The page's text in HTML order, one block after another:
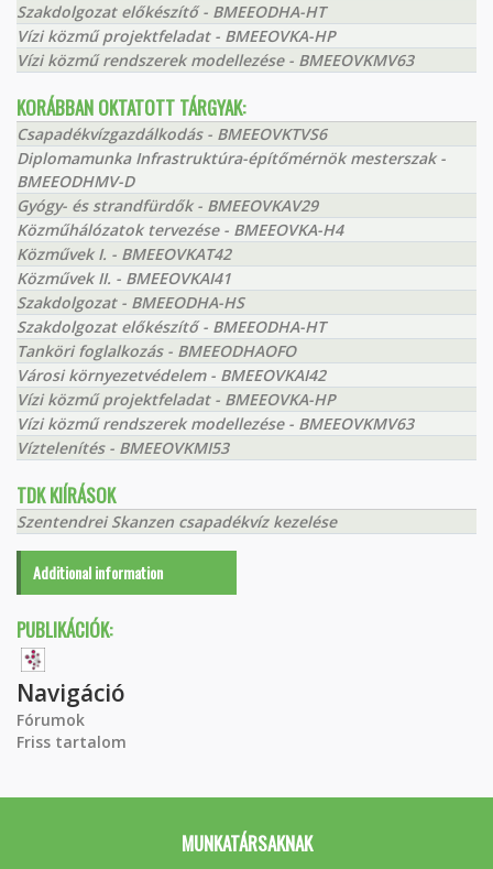
Szakdolgozat előkészítő - BMEEODHA-HT
Vízi közmű projektfeladat - BMEEOVKA-HP
Vízi közmű rendszerek modellezése - BMEEOVKMV63
KORÁBBAN OKTATOTT TÁRGYAK:
Csapadékvízgazdálkodás - BMEEOVKTVS6
Diplomamunka Infrastruktúra-építőmérnök mesterszak -
BMEEODHMV-D
Gyógy- és strandfürdők - BMEEOVKAV29
Közműhálózatok tervezése - BMEEOVKA-H4
Közművek I. - BMEEOVKAT42
Közművek II. - BMEEOVKAI41
Szakdolgozat - BMEEODHA-HS
Szakdolgozat előkészítő - BMEEODHA-HT
Tanköri foglalkozás - BMEEODHAOFO
Városi környezetvédelem - BMEEOVKAI42
Vízi közmű projektfeladat - BMEEOVKA-HP
Vízi közmű rendszerek modellezése - BMEEOVKMV63
Víztelenítés - BMEEOVKMI53
TDK KIÍRÁSOK
Szentendrei Skanzen csapadékvíz kezelése
Additional information
PUBLIKÁCIÓK:
Navigáció
Fórumok
Friss tartalom
MUNKATÁRSAKNAK